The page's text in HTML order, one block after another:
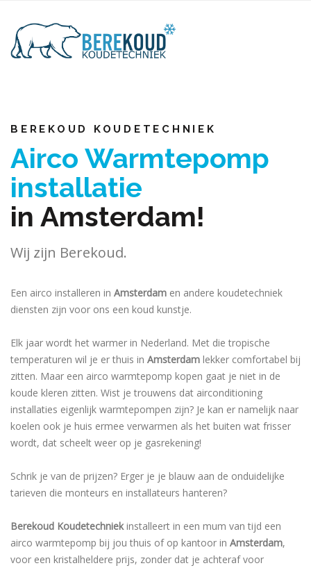
BEREKOUD KOUDETECHNIEK
Airco Warmtepomp
installatie
in Amsterdam!
Wij zijn Berekoud.
Een airco installeren in Amsterdam en andere koudetechniek
diensten zijn voor ons een koud kunstje.
Elk jaar wordt het warmer in Nederland. Met die tropische
temperaturen wil je er thuis in Amsterdam lekker comfortabel bij
zitten. Maar een airco warmtepomp kopen gaat je niet in de
koude kleren zitten. Wist je trouwens dat airconditioning
installaties eigenlijk warmtepompen zijn? Je kan er namelijk naar
koelen ook je huis ermee verwarmen als het buiten wat frisser
wordt, dat scheelt weer op je gasrekening!
Schrik je van de prijzen? Erger je je blauw aan de onduidelijke
tarieven die monteurs en installateurs hanteren?
Berekoud Koudetechniekinstalleert in een mum van tijd een
airco warmtepomp bij jou thuis of op kantoor in Amsterdam,
voor een kristalheldere prijs, zonder dat je achteraf voor